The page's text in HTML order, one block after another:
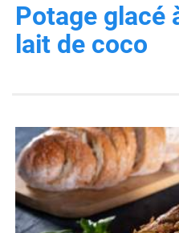
Potage glacé
lait de coco